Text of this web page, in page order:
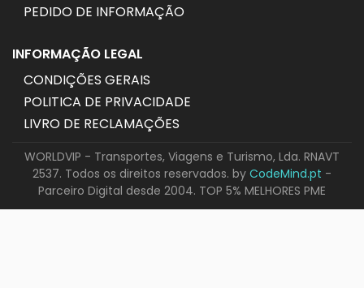
PEDIDO DE INFORMAÇÃO
INFORMAÇÃO LEGAL
CONDIÇÕES GERAIS
POLITICA DE PRIVACIDADE
LIVRO DE RECLAMAÇÕES
WORLDVIP - Transportes, Viagens e Turismo, Lda. RNAVT
2537. Todos os direitos reservados. by CodeMind.pt -
Parceiro Digital desde 2004. TOP 5% MELHORES PME